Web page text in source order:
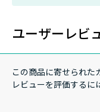
ユーザーレビ
この商品に寄せられた
レビューを評価するに